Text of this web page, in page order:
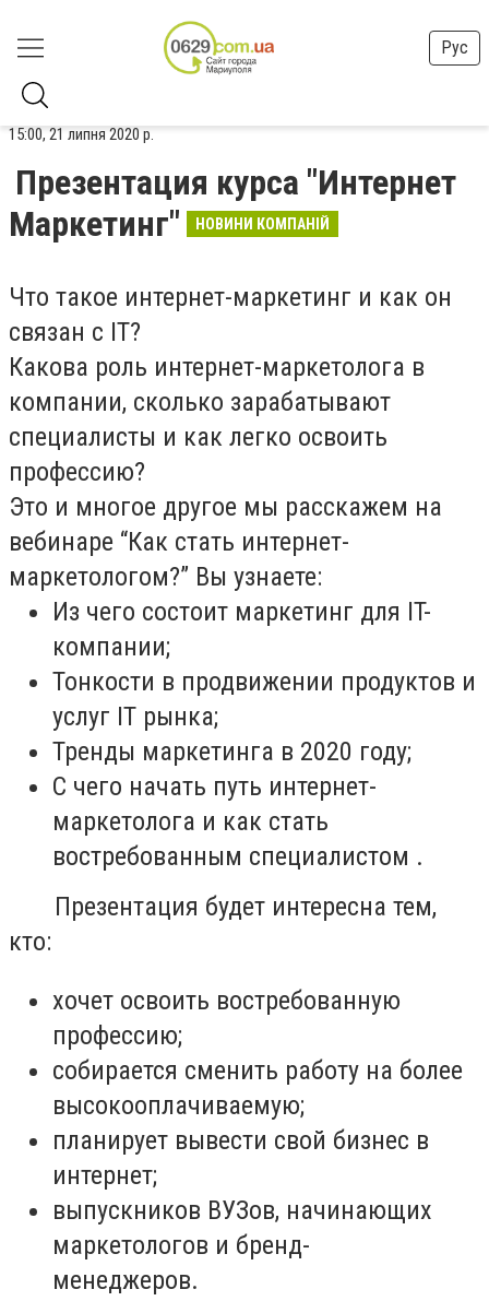
Рус
15:00, 21 липня 2020 р.
Презентация курса "Интернет
Маркетинг"
НОВИНИ КОМПАНІЙ
Что такое интернет-маркетинг и как он
связан с IT?
Какова роль интернет-маркетолога в
компании, сколько зарабатывают
специалисты и как легко освоить
профессию?
Это и многое другое мы расскажем на
вебинаре “Как стать интернет-
маркетологом?” Вы узнаете:
Из чего состоит маркетинг для IT-
компании;
Тонкости в продвижении продуктов и
услуг IT рынка;
Тренды маркетинга в 2020 году;
С чего начать путь интернет-
маркетолога и как стать
востребованным специалистом .
⠀⠀ Презентация будет интересна тем,
кто:
хочет освоить востребованную
профессию;
собирается сменить работу на более
высокооплачиваемую; ⠀⠀
планирует вывести свой бизнес в
интернет;
выпускников ВУЗов, начинающих
маркетологов и бренд-
менеджеров.⠀⠀